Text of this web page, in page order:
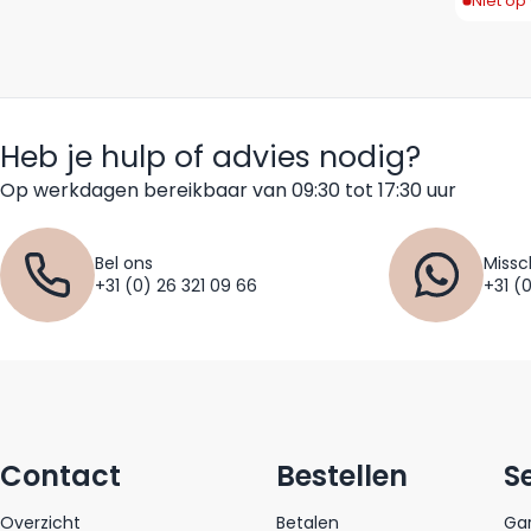
Heb je hulp of advies nodig?
Op werkdagen bereikbaar van 09:30 tot 17:30 uur
Bel ons
+31 (0) 26 321 09 66
+31
Contact
Overzicht
Bestellen
Betalen